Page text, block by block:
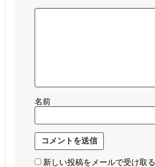
名前
新しい投稿をメールで受け取る